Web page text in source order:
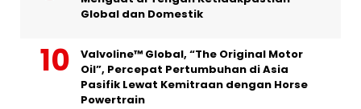
Global dan Domestik
Valvoline™ Global, “The Original Motor
Oil”, Percepat Pertumbuhan di Asia
Pasifik Lewat Kemitraan dengan Horse
Powertrain